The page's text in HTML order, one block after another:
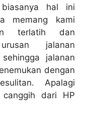
hal ini
memang kami
terlatih dan
jalanan
jalanan
dengan
Apalagi
dari HP